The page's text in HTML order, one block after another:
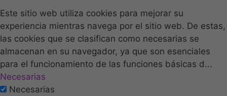
Este sitio web utiliza cookies para mejorar su
experiencia mientras navega por el sitio web. De estas,
las cookies que se clasifican como necesarias se
almacenan en su navegador, ya que son esenciales
para el funcionamiento de las funciones básicas d...
Necesarias
Necesarias